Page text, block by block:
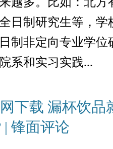
日制研究生等，
制非定向专业学
系和实习实践...
下载 漏杯饮
锋面评论